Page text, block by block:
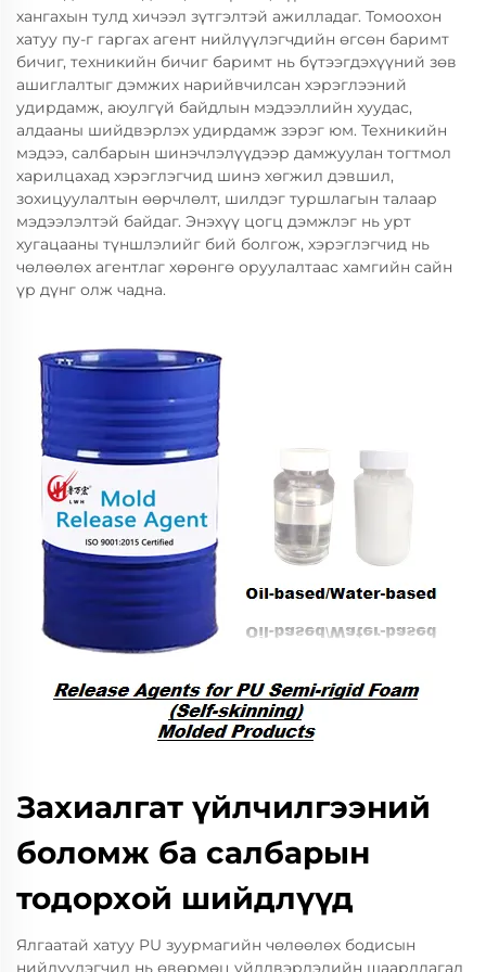
хангахын тулд хичээл зүтгэлтэй ажилладаг. Томоохон
хатуу пу-г гаргах агент нийлүүлэгчдийн өгсөн баримт
бичиг, техникийн бичиг баримт нь бүтээгдэхүүний зөв
ашиглалтыг дэмжих нарийвчилсан хэрэглээний
удирдамж, аюулгүй байдлын мэдээллийн хуудас,
алдааны шийдвэрлэх удирдамж зэрэг юм. Техникийн
мэдээ, салбарын шинэчлэлүүдээр дамжуулан тогтмол
харилцахад хэрэглэгчид шинэ хөгжил дэвшил,
зохицуулалтын өөрчлөлт, шилдэг туршлагын талаар
мэдээлэлтэй байдаг. Энэхүү цогц дэмжлэг нь урт
хугацааны түншлэлийг бий болгож, хэрэглэгчид нь
чөлөөлөх агентлаг хөрөнгө оруулалтаас хамгийн сайн
үр дүнг олж чадна.
Захиалгат үйлчилгээний
боломж ба салбарын
тодорхой шийдлүүд
Ялгаатай хатуу PU зуурмагийн чөлөөлөх бодисын
нийлүүлэгчид нь өвөрмөц үйлдвэрлэлийн шаардлагад